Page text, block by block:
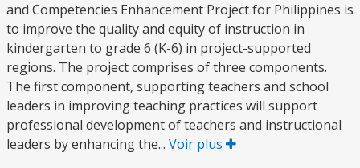
and Competencies Enhancement Project for Philippines is
to improve the quality and equity of instruction in
kindergarten to grade 6 (K-6) in project-supported
regions. The project comprises of three components.
The first component, supporting teachers and school
leaders in improving teaching practices will support
professional development of teachers and instructional
leaders by enhancing the... Voir plus